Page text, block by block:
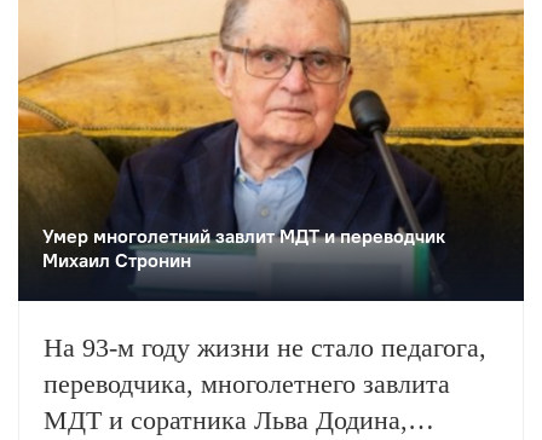
Умер многолетний завлит МДТ и переводчик
Михаил Стронин
На 93-м году жизни не стало педагога,
переводчика, многолетнего завлита
МДТ и соратника Льва Додина,